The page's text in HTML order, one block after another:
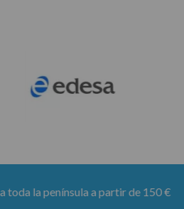
península a partir de 150 €